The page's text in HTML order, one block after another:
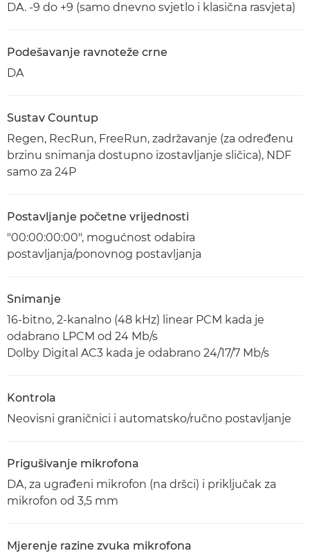
DA. -9 do +9 (samo dnevno svjetlo i klasična rasvjeta)
Podešavanje ravnoteže crne
DA
Sustav Countup
Regen, RecRun, FreeRun, zadržavanje (za određenu
brzinu snimanja dostupno izostavljanje sličica), NDF
samo za 24P
Postavljanje početne vrijednosti
"00:00:00:00", mogućnost odabira
postavljanja/ponovnog postavljanja
Snimanje
16-bitno, 2-kanalno (48 kHz) linear PCM kada je
odabrano LPCM od 24 Mb/s
Dolby Digital AC3 kada je odabrano 24/17/7 Mb/s
Kontrola
Neovisni graničnici i automatsko/ručno postavljanje
Prigušivanje mikrofona
DA, za ugrađeni mikrofon (na dršci) i priključak za
mikrofon od 3,5 mm
Mjerenje razine zvuka mikrofona